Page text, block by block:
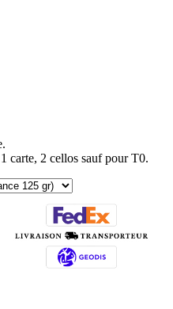
carte, 2 cellos sauf pour T0.